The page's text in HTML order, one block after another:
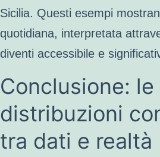
Sicilia. Questi esempi
quotidiana, interpretata
diventi accessibile e
Conclusione: le
distribuzioni
tra dati e realtà